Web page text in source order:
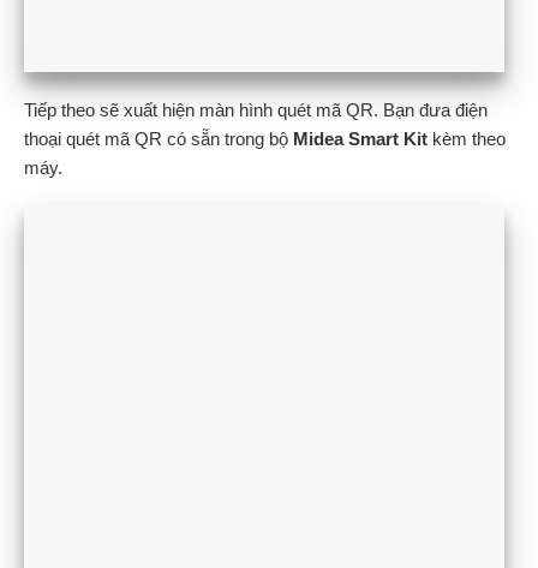
Tiếp theo sẽ xuất hiện màn hình quét mã QR. Bạn đưa điện
thoại quét mã QR có sẵn trong bộ Midea Smart Kit kèm theo
máy.